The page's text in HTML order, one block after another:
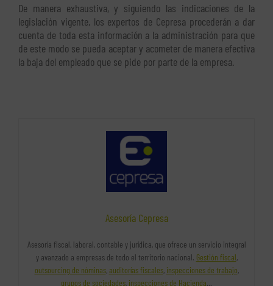
De manera exhaustiva, y siguiendo las indicaciones de la
legislación vigente, los expertos de Cepresa procederán a dar
cuenta de toda esta información a la administración para que
de este modo se pueda aceptar y acometer de manera efectiva
la baja del empleado que se pide por parte de la empresa.
Asesoría Cepresa
Asesoría fiscal, laboral, contable y jurídica, que ofrece un servicio integral
y avanzado a empresas de todo el territorio nacional. Gestión fiscal,
outsourcing de nóminas,auditorías fiscales, inspecciones de trabajo,
grupos de sociedades, inspecciones de Hacienda…